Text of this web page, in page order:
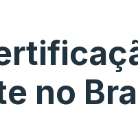
no